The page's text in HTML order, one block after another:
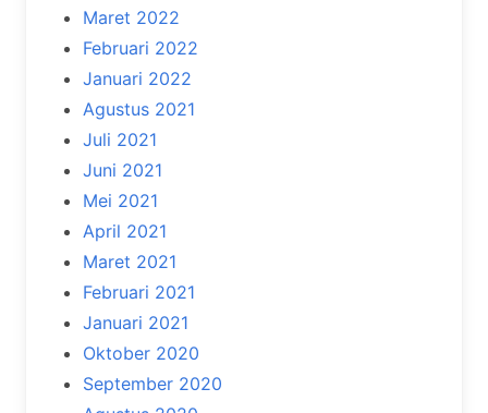
Maret 2022
Februari 2022
Januari 2022
Agustus 2021
Juli 2021
Juni 2021
Mei 2021
April 2021
Maret 2021
Februari 2021
Januari 2021
Oktober 2020
September 2020